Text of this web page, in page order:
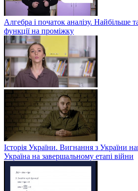
Алгебра і початок аналізу. Найбільше
функції на проміжку
Історія України. Вигнання з України
Україна на завершальному етапі війни